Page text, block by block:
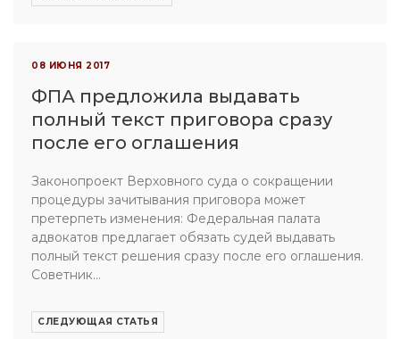
08 ИЮНЯ 2017
ФПА предложила выдавать
полный текст приговора сразу
после его оглашения
Законопроект Верховного суда о сокращении
процедуры зачитывания приговора может
претерпеть изменения: Федеральная палата
адвокатов предлагает обязать судей выдавать
полный текст решения сразу после его оглашения.
Советник...
СЛЕДУЮЩАЯ СТАТЬЯ